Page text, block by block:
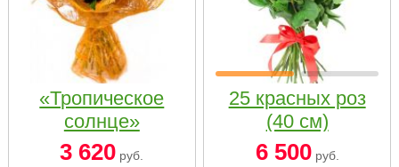
«Тропическое
солнце»
3 620 руб.
25 красных роз
(40 см)
6 500руб.